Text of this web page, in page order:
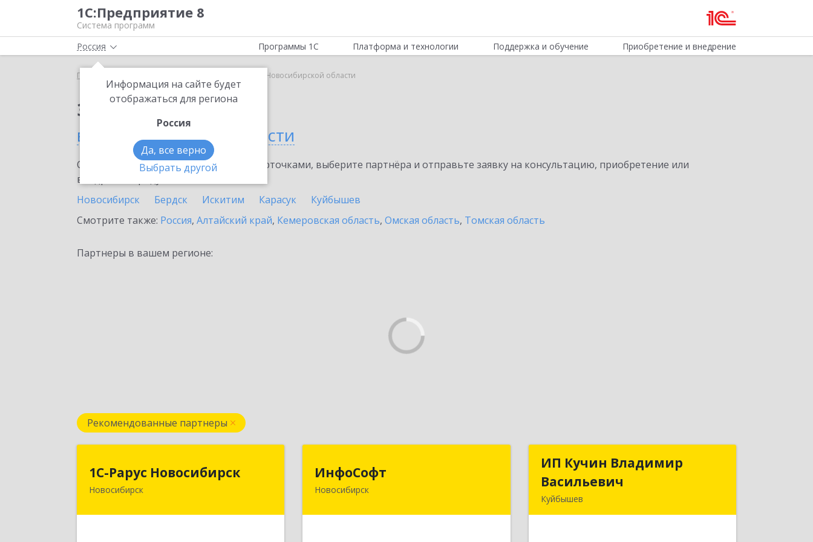
1С:Предприятие 8
Система программ
Россия
Информация на сайте будет
отображаться для региона
Россия
Да, все верно
Выбрать другой
Программы 1С Платформа и технологии Поддержка и обучение Приобретение и внедрение
Главная Smartway в Новосибирской области
Заказать Smartway
в Новосибирской области
Ознакомьтесь с информационными карточками, выберите партнёра и отправьте заявку на консультацию, приобретение или
внедрение продукта.
Новосибирск
Бердск Искитим Карасук
Куйбышев
Смотрите также: Россия, Алтайский край, Кемеровская область, Омская область, Томская область
Партнеры в вашем регионе:
Рекомендованные партнеры
1С-Рарус Новосибирск
Новосибирск
1С-Рарус Новосибирск
630015, Новосибирская обл,
ИнфоСофт
Новосибирск630091, Новосибирская обл,
ИП Кучин Владимир
Васильевич
Куйбышев
ИП Кучин Владимир